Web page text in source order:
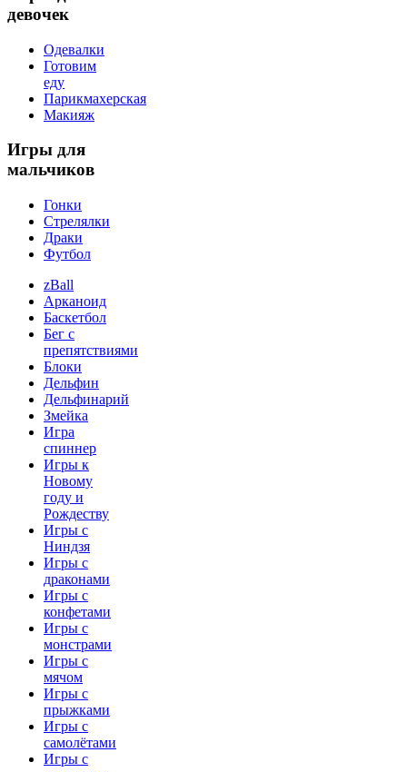
девочек
Одевалки
Готовим
еду
Парикмахерская
Макияж
Игры для
мальчиков
Гонки
Стрелялки
Драки
Футбол
zBall
Арканоид
Баскетбол
Бег с
препятствиями
Блоки
Дельфин
Дельфинарий
Змейка
Игра
спиннер
Игры к
Новому
году и
Рождеству
Игры с
Ниндзя
Игры с
драконами
Игры с
конфетами
Игры с
монстрами
Игры с
мячом
Игры с
прыжками
Игры с
самолётами
Игры с